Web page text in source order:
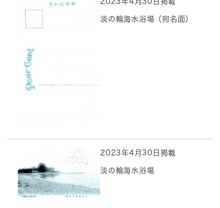
淡の輪海水浴場（宛名面）
2023年4月30日掲載
淡の輪海水浴場